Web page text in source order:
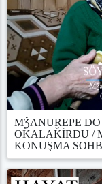
MǮANUREPE
OǨALAǨİRDU /
KONUŞMA